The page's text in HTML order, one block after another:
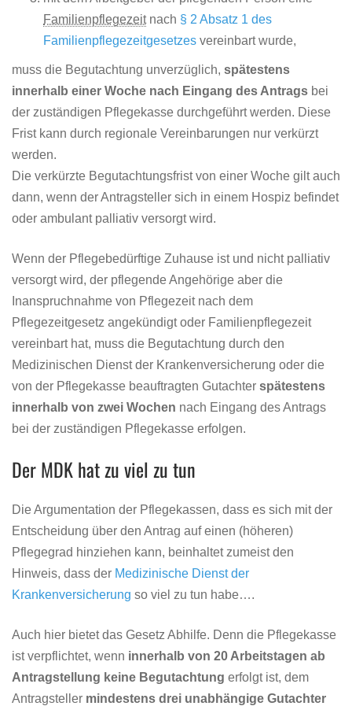
Familienpflegezeitnach § 2 Absatz 1 des
Familienpflegezeitgesetzes vereinbart wurde,
muss die Begutachtung unverzüglich, spätestens
innerhalb einer Woche nach Eingang des Antrags bei
der zuständigen Pflegekasse durchgeführt werden. Diese
Frist kann durch regionale Vereinbarungen nur verkürzt
werden.
Die verkürzte Begutachtungsfrist von einer Woche gilt auch
dann, wenn der Antragsteller sich in einem Hospiz befindet
oder ambulant palliativ versorgt wird.
Wenn der Pflegebedürftige Zuhause ist und nicht palliativ
versorgt wird, der pflegende Angehörige aber die
Inanspruchnahme von Pflegezeit nach dem
Pflegezeitgesetz angekündigt oder Familienpflegezeit
vereinbart hat, muss die Begutachtung durch den
Medizinischen Dienst der Krankenversicherung oder die
von der Pflegekasse beauftragten Gutachter spätestens
innerhalb von zwei Wochen nach Eingang des Antrags
bei der zuständigen Pflegekasse erfolgen.
Der MDK hat zu viel zu tun
Die Argumentation der Pflegekassen, dass es sich mit der
Entscheidung über den Antrag auf einen (höheren)
Pflegegrad hinziehen kann, beinhaltet zumeist den
Hinweis, dass der Medizinische Dienst der
Krankenversicherung so viel zu tun habe….
Auch hier bietet das Gesetz Abhilfe. Denn die Pflegekasse
ist verpflichtet, wenn innerhalb von 20 Arbeitstagen ab
Antragstellung keine Begutachtung erfolgt ist, dem
Antragsteller mindestens drei unabhängige Gutachter